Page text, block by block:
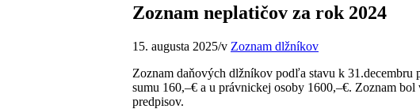
Zoznam neplatičov za rok 2024
15. augusta 2025/v Zoznam dlžníkov
Zoznam daňových dlžníkov podľa stavu k 31.decembru
sumu 160,–€ a u právnickej osoby 1600,–€. Zoznam
predpisov.